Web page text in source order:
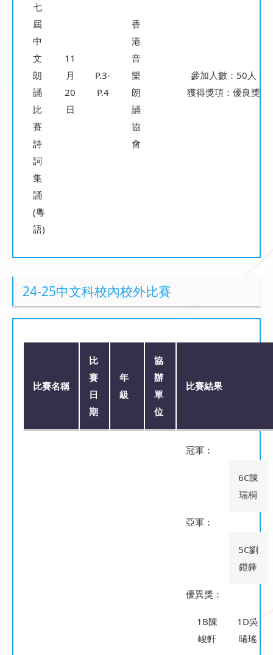
七
屆
中
文
朗
誦
比
賽
詩
詞
集
誦
(粵
語)
11
月
20
日
P.3-
P.4
香
港
音
樂
朗
誦
協
會
參加人數：50人
獲得獎項：優良獎
24-25中文科校內校外比賽
比賽名稱
比
賽
日
期
年
級
協
辦
單
位
比賽結果
冠軍：
6C陳
瑞桐
亞軍：
5C劉
鎧鋒
優異獎：
1B陳
峻軒
1D吳
晞瑤